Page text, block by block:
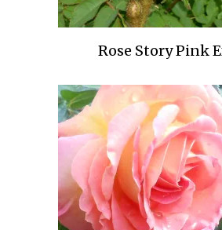
Rose Story Pink